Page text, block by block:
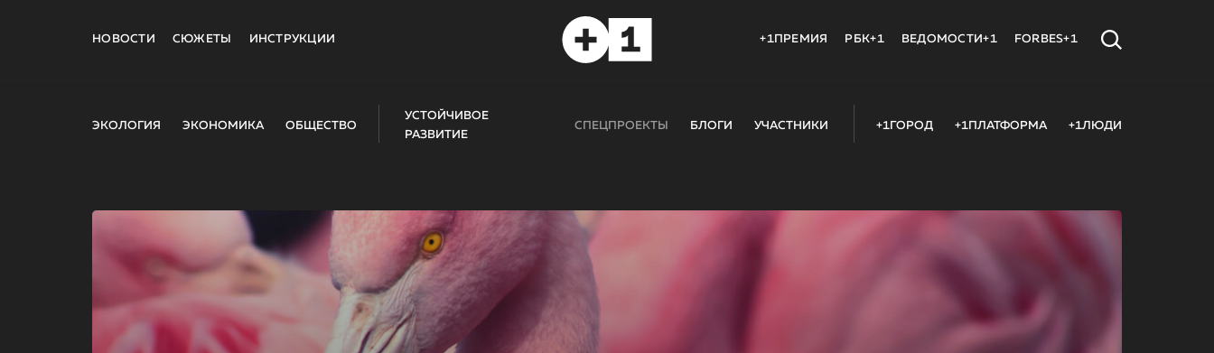
НОВОСТИ СЮЖЕТЫ ИНСТРУКЦИИ +1ПРЕМИЯ РБК+1 ВЕДОМОСТИ+1 FORBES+1
ЭКОЛОГИЯ ЭКОНОМИКА ОБЩЕСТВО
УСТОЙЧИВОЕ
РАЗВИТИЕ
СПЕЦПРОЕКТЫ БЛОГИ УЧАСТНИКИ +1ГОРОД +1ПЛАТФОРМА +1ЛЮДИ